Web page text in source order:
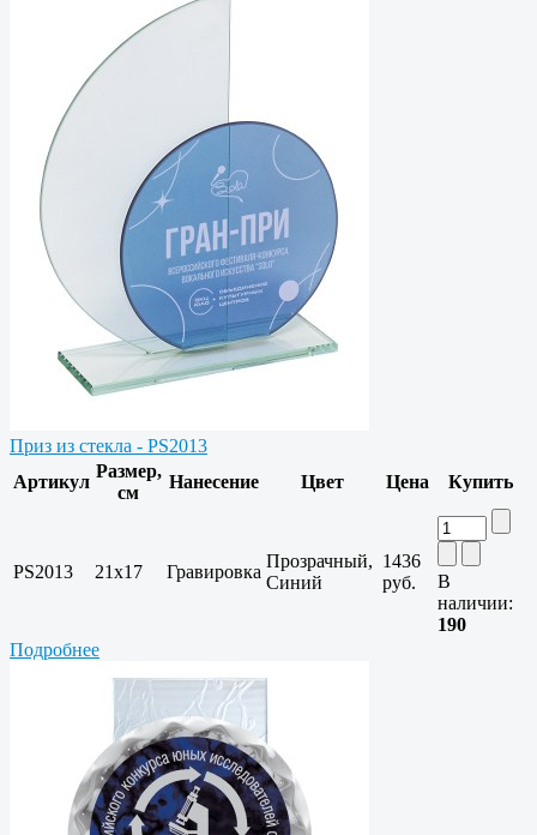
Приз из стекла - PS2013
Артикул
Размер,
см
Нанесение Цвет Цена Купить
PS2013 21х17 Гравировка
Прозрачный,
Синий
1436
руб.
В
наличии:
190
Подробнее